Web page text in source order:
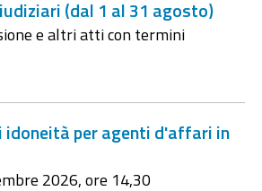
(dal 1 al 31 agosto)
e altri atti con termini
idoneità per agenti d'affari in
2026, ore 14,30